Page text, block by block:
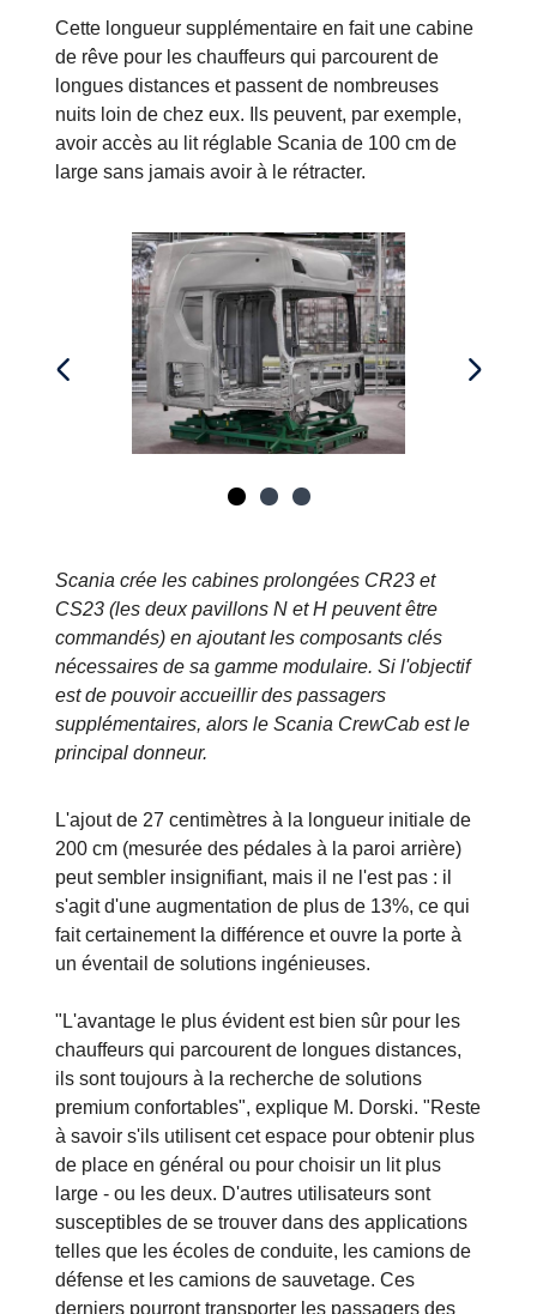
Cette longueur supplémentaire en fait une cabine
de rêve pour les chauffeurs qui parcourent de
longues distances et passent de nombreuses
nuits loin de chez eux. Ils peuvent, par exemple,
avoir accès au lit réglable Scania de 100 cm de
large sans jamais avoir à le rétracter.
Scania crée les cabines prolongées CR23 et
CS23 (les deux pavillons N et H peuvent être
commandés) en ajoutant les composants clés
nécessaires de sa gamme modulaire. Si l'objectif
est de pouvoir accueillir des passagers
supplémentaires, alors le Scania CrewCab est le
principal donneur.
L'ajout de 27 centimètres à la longueur initiale de
200 cm (mesurée des pédales à la paroi arrière)
peut sembler insignifiant, mais il ne l'est pas : il
s'agit d'une augmentation de plus de 13%, ce qui
fait certainement la différence et ouvre la porte à
un éventail de solutions ingénieuses.
"L'avantage le plus évident est bien sûr pour les
chauffeurs qui parcourent de longues distances,
ils sont toujours à la recherche de solutions
premium confortables", explique M. Dorski. "Reste
à savoir s'ils utilisent cet espace pour obtenir plus
de place en général ou pour choisir un lit plus
large - ou les deux. D'autres utilisateurs sont
susceptibles de se trouver dans des applications
telles que les écoles de conduite, les camions de
défense et les camions de sauvetage. Ces
derniers pourront transporter les passagers des